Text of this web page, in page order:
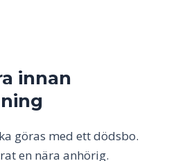
innan
göras med ett dödsbo.
en nära anhörig.